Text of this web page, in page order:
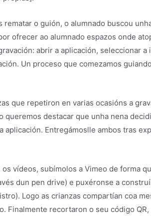
o guión, o alumnado buscou
ofrecer ao alumnado espazos onde
abrir a aplicación, seleccionar a
Un proceso que comezamos
que repetiron en varias ocasións a
queremos destacar que unha nena
aplicación. Entregámoslle ambos tras
vídeos, subímolos a Vimeo de forma
dun pen drive) e puxéronse a
Logo as crianzas compartían coa
Finalmente recortaron o seu código